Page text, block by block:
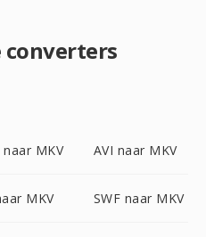
converters
naar MKV AVI naar MKV
MKV SWF naar MKV